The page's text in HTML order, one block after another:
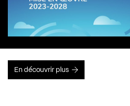
En découvrir plus